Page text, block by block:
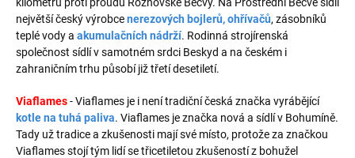
největší český výrobcenerezových bojlerů, ohřívačů, zásobníků
teplé vody a akumulačních nádrží. Rodinná strojírenská
společnost sídlí v samotném srdci Beskyd a na českém i
zahraničním trhu působí již třetí desetiletí.
Viaflames- Viaflames je i není tradiční česká značka vyrábějící
kotle na tuhá paliva. Viaflames je značka nová a sídlí v Bohumíně.
Tady už tradice a zkušenosti mají své místo, protože za značkou
Viaflames stojí tým lidí se třicetiletou zkušeností z bohužel